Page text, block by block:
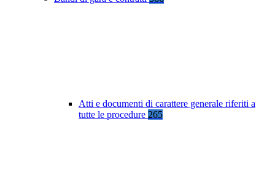
Atti e documenti di carattere generale riferiti a
tutte le procedure 265